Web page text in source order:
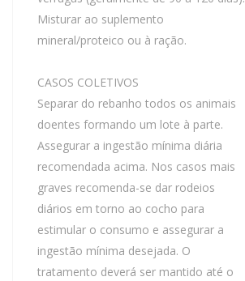
Misturar ao suplemento
mineral/proteico ou à ração.
CASOS COLETIVOS
Separar do rebanho todos os animais
doentes formando um lote à parte.
Assegurar a ingestão mínima diária
recomendada acima. Nos casos mais
graves recomenda-se dar rodeios
diários em torno ao cocho para
estimular o consumo e assegurar a
ingestão mínima desejada. O
tratamento deverá ser mantido até o